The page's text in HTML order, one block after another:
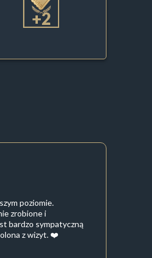
+2
poziomie.
zrobione i
bardzo sympatyczną
z wizyt. ❤️